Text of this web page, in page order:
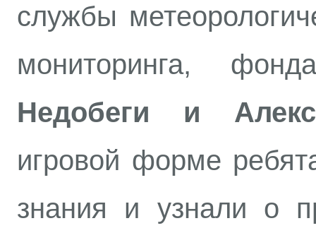
службы
мониторинга,
Недобеги и
игровой форме
знания и узнали о